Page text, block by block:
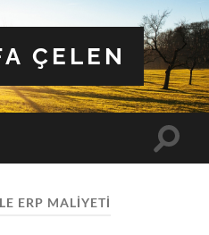
ÇELEN
Toggle
ERP MALIYETI